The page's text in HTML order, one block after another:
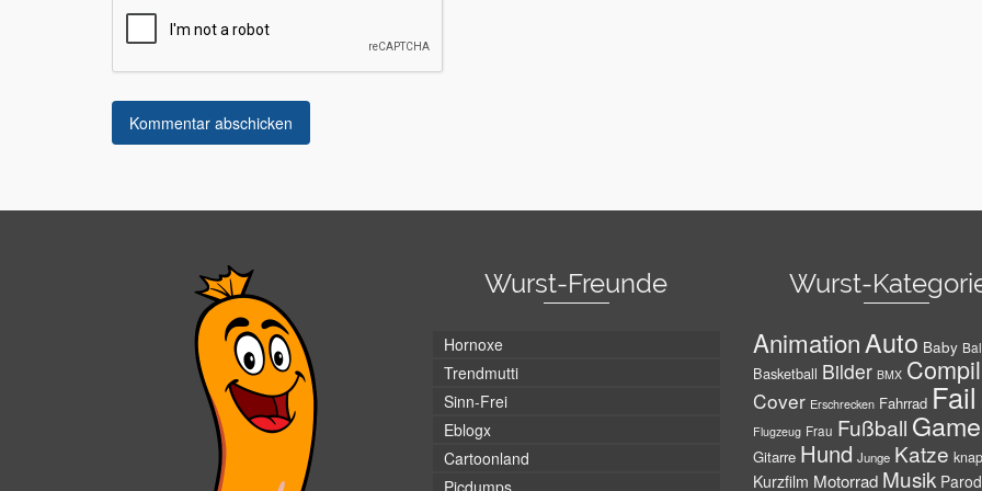
Wurst-Freunde
Hornoxe
Trendmutti
Sinn-Frei
Eblogx
Cartoonland
Wurst-
AnimationAuto Baby
Basketball Bilder BMX
Cover Erschrecken Fahrrad Fail
Flugzeug Frau Fußball Game
Gitarre Hund Junge Katze
Kurzfilm Motorrad Musik